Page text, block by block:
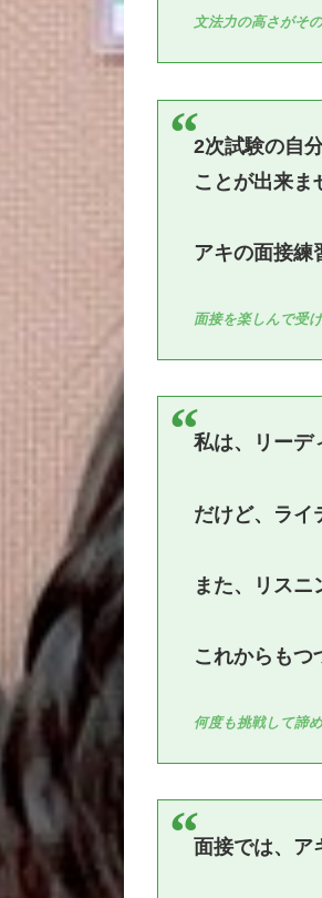
文法力の高さがそ
2次試験の自
ことが出来ま
アキの面接練
面接を楽しんで受
私は、リーデ
だけど、ライ
また、リスニ
これからもつ
何度も挑戦して諦
面接では、ア